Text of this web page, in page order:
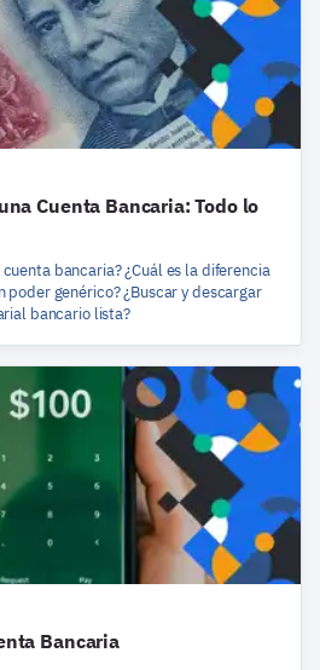
Cuenta Bancaria: Todo lo
bancaria? ¿Cuál es la diferencia
poder genérico? ¿Buscar y descargar
bancario lista?
Bancaria